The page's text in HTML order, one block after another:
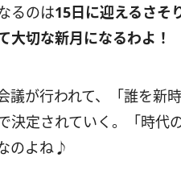
るのは15日に迎えるさそ
大切な新月になるわよ！
議が行われて、「誰を新
決定されていく。「時代
のよね♪